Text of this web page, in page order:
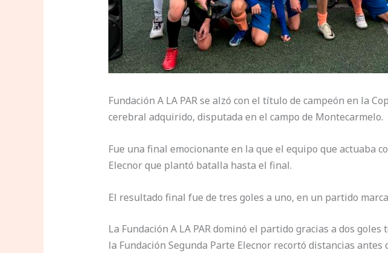
Fundación A LA PAR se alzó con el título de campeón en la
cerebral adquirido, disputada en el campo de Montecarmelo.
Fue una final emocionante en la que el equipo que actuaba
Elecnor que plantó batalla hasta el final.
El resultado final fue de tres goles a uno, en un partido
La Fundación A LA PAR dominó el partido gracias a dos
la Fundación Segunda Parte Elecnor recortó distancias